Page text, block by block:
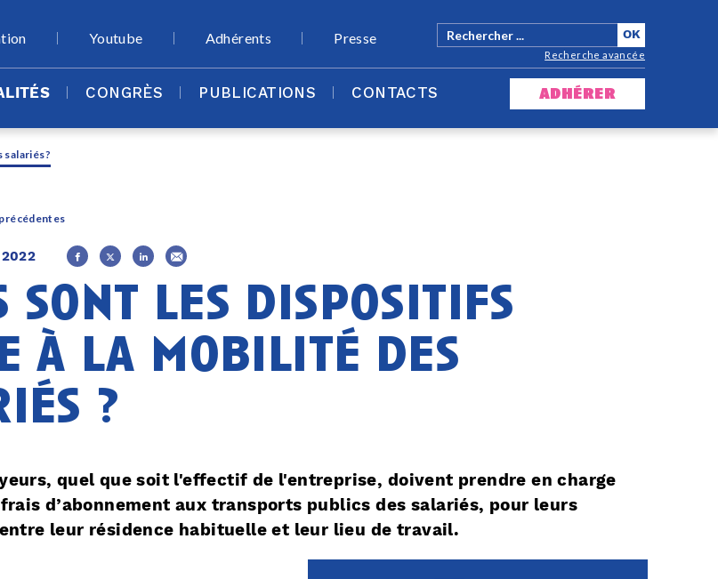
Recherche avancée
CONGRÈS PUBLICATIONS CONTACTS adhérer
Youtube Adhérents Presse
salariés?
sont les dispositifs
à la mobilité des
?
quel que soit l'effectif de l'entreprise, doivent prendre en charge
d’abonnement aux transports publics des salariés, pour leurs
leur résidence habituelle et leur lieu de travail.